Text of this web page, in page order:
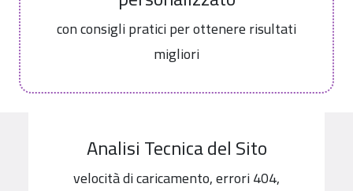
con consigli pratici per ottenere risultati
migliori
Analisi Tecnica del Sito
velocità di caricamento, errori 404,